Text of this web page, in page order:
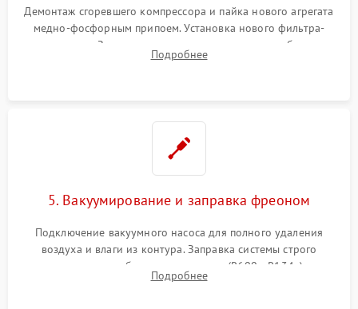
Демонтаж сгоревшего компрессора и пайка нового агрегата
медно-фосфорным припоем. Установка нового фильтра-
осушителя. Замена изношенных вентиляторов обдува,
сломанных заслонок или поврежденных дверных петель.
Подробнее
5. Вакуумирование и заправка фреоном
Подключение вакуумного насоса для полного удаления
воздуха и влаги из контура. Заправка системы строго
дозированным объемом хладагента (R600a, R134a) по
электронным весам. Контроль рабочего давления в системе.
Подробнее